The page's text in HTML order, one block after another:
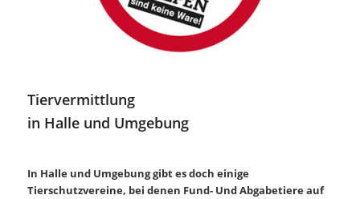
Tiervermittlung
in Halle und Umgebung
In Halle und Umgebung gibt es doch einige
Tierschutzvereine, bei denen Fund- Und Abgabetiere auf